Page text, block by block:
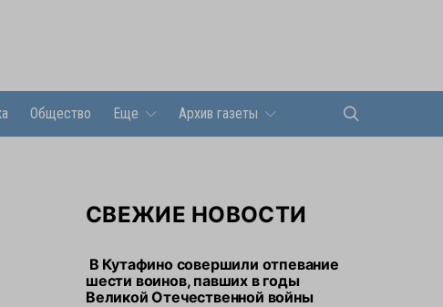
Общество Еще Архив газеты
СВЕЖИЕ НОВОСТИ
В Кутафино совершили отпевание
шести воинов, павших в годы
Великой Отечественной войны